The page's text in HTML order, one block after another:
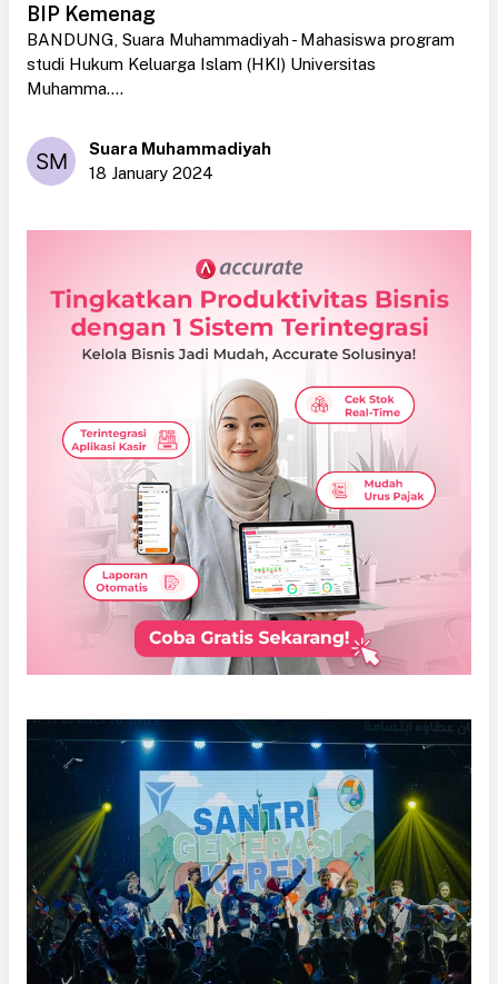
BIP Kemenag
BANDUNG, Suara Muhammadiyah - Mahasiswa program
studi Hukum Keluarga Islam (HKI) Universitas
Muhamma....
Suara Muhammadiyah
18 January 2024